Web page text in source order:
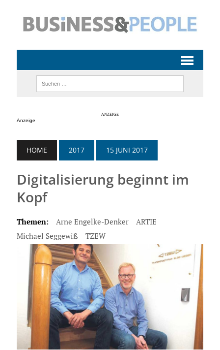
Anzeige
HOME 2017 15 JUNI 2017
Digitalisierung beginnt im
Kopf
Themen: Arne Engelke-Denker
ARTIE
Michael Seggewiß
TZEW